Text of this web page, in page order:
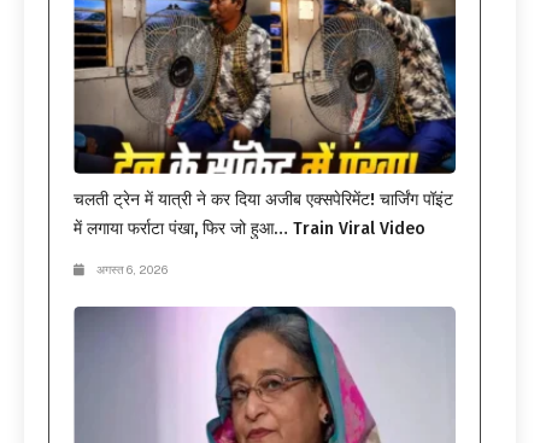
चलती ट्रेन में यात्री ने कर दिया अजीब एक्सपेरिमेंट! चार्जिंग पॉइंट
में लगाया फर्राटा पंखा, फिर जो हुआ… Train Viral Video
अगस्त 6, 2026